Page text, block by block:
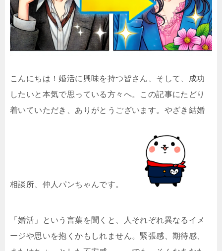
こんにちは！婚活に興味を持つ皆さん、そして、成功
したいと本気で思っている方々へ。この記事にたどり
着いていただき、ありがとうございます。やざき結婚
相談所、仲人パンちゃんです。
「婚活」という言葉を聞くと、人それぞれ異なるイメ
ージや思いを抱くかもしれません。緊張感、期待感、